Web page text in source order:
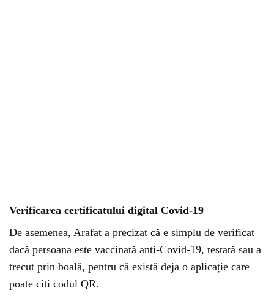
Verificarea certificatului digital Covid-19
De asemenea, Arafat a precizat că e simplu de verificat
dacă persoana este vaccinată anti-Covid-19, testată sau a
trecut prin boală, pentru că există deja o aplicație care
poate citi codul QR.